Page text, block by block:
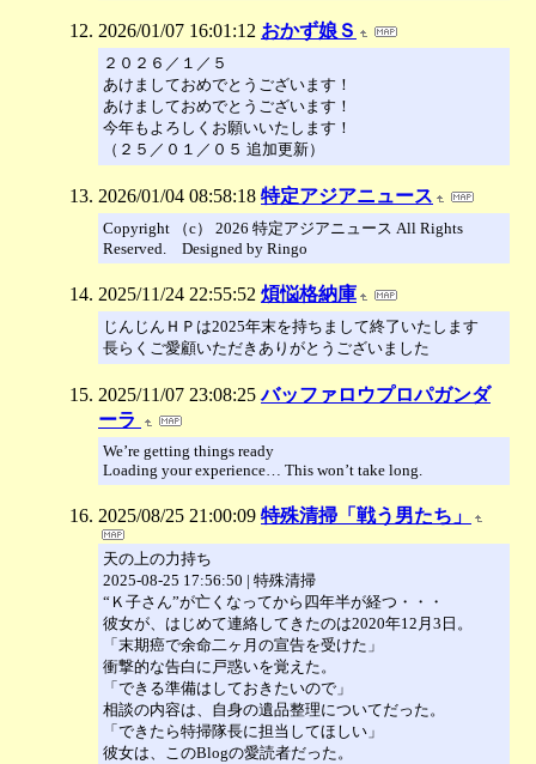
2026/01/07 16:01:12 おかず娘Ｓ
２０２６／１／５
あけましておめでとうございます！
あけましておめでとうございます！
今年もよろしくお願いいたします！
（２５／０１／０５ 追加更新）
2026/01/04 08:58:18 特定アジアニュース
Copyright （c） 2026 特定アジアニュース All Rights
Reserved. Designed by Ringo
2025/11/24 22:55:52 煩悩格納庫
じんじんＨＰは2025年末を持ちまして終了いたします
長らくご愛顧いただきありがとうございました
2025/11/07 23:08:25 バッファロウプロパガンダ
ーラ
We’re getting things ready
Loading your experience… This won’t take long.
2025/08/25 21:00:09 特殊清掃「戦う男たち」
天の上の力持ち
2025-08-25 17:56:50 | 特殊清掃
“Ｋ子さん”が亡くなってから四年半が経つ・・・
彼女が、はじめて連絡してきたのは2020年12月3日。
「末期癌で余命二ヶ月の宣告を受けた」
衝撃的な告白に戸惑いを覚えた。
「できる準備はしておきたいので」
相談の内容は、自身の遺品整理についてだった。
「できたら特掃隊長に担当してほしい」
彼女は、このBlogの愛読者だった。